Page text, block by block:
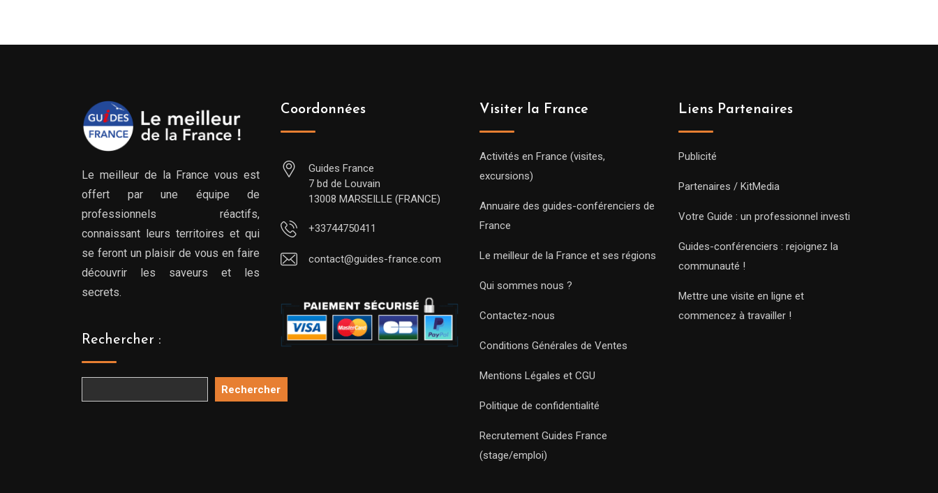
Le meilleur de la France vous est
offert par une équipe de
professionnels réactifs,
connaissant leurs territoires et qui
se feront un plaisir de vous en faire
découvrir les saveurs et les
secrets.
Rechercher :
Rechercher
Coordonnées
Guides France
7 bd de Louvain
13008 MARSEILLE (FRANCE)
+33744750411
contact@guides-france.com
Visiter la France
Activités en France (visites,
excursions)
Annuaire des guides-conférenciers de
France
Le meilleur de la France et ses régions
Qui sommes nous ?
Contactez-nous
Conditions Générales de Ventes
Mentions Légales et CGU
Politique de confidentialité
Recrutement Guides France
(stage/emploi)
Liens Partenaires
Publicité
Partenaires / KitMedia
Votre Guide : un professionnel investi
Guides-conférenciers : rejoignez la
communauté !
Mettre une visite en ligne et
commencez à travailler !